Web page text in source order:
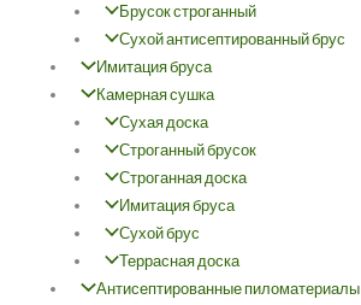
Брусок строганный
Сухой антисептированный брус
Имитация бруса
Камерная сушка
Сухая доска
Строганный брусок
Строганная доска
Имитация бруса
Сухой брус
Террасная доска
Антисептированные пиломатериалы